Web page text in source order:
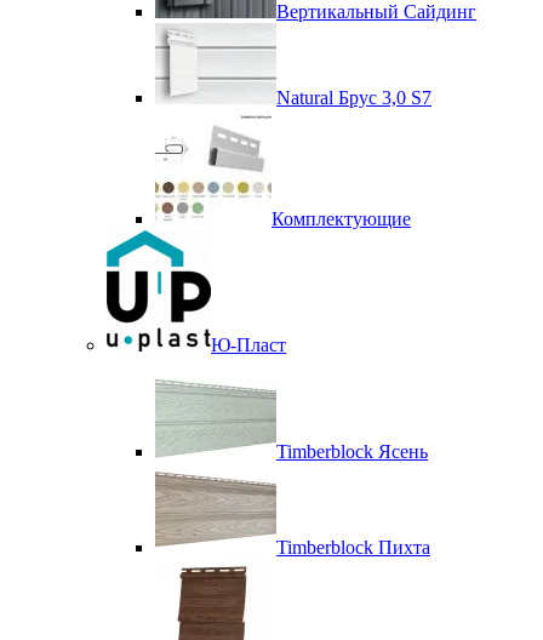
Вертикальный Сайдинг
Natural Брус 3,0 S7
Комплектующие
Ю-Пласт
Timberblock Ясень
Timberblock Пихта